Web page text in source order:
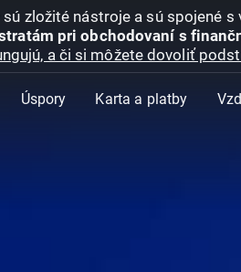
sú zložité nástroje a sú spojené
pri obchodovaní s
a či si môžete dovoliť
Úspory Karta a platby